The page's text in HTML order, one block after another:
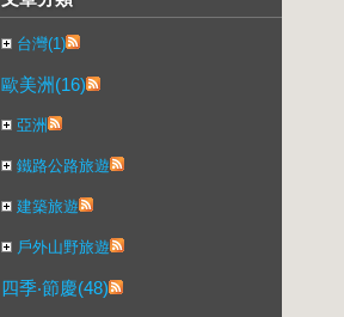
台灣(1)
歐美洲(16)
亞洲
鐵路公路旅遊
建築旅遊
戶外山野旅遊
四季‧節慶(48)